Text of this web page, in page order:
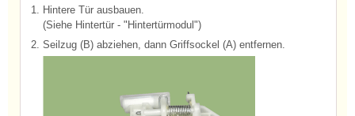
1. Hintere Tür ausbauen.
(Siehe Hintertür - "Hintertürmodul")
2. Seilzug (B) abziehen, dann Griffsockel (A) entfernen.